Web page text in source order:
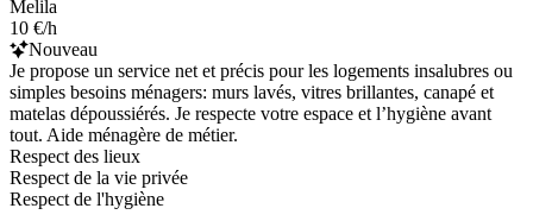
Melila
10 €/h
Nouveau
Je propose un service net et précis pour les logements insalubres ou
simples besoins ménagers: murs lavés, vitres brillantes, canapé et
matelas dépoussiérés. Je respecte votre espace et l’hygiène avant
tout. Aide ménagère de métier.
Respect des lieux
Respect de la vie privée
Respect de l'hygiène